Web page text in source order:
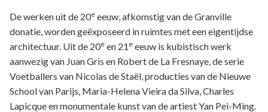
De werken uit de 20e eeuw, afkomstig van de Granville
donatie, worden geëxposeerd in ruimtes met een eigentijdse
architectuur. Uit de 20e en 21 e eeuw is kubistisch werk
aanwezig van Juan Gris en Robert de La Fresnaye, de serie
Voetballers van Nicolas de Staël, producties van de Nieuwe
School van Parijs, Maria-Helena Vieira da Silva, Charles
Lapicque en monumentale kunst van de artiest Yan Pei-Ming.